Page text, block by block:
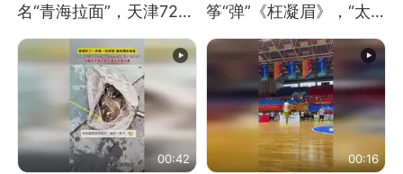
名“青海拉面”，天津72家
面馆已集体更换招牌
筝“弹”《枉凝眉》，“太
像了～你是吃古筝长大的
吗？”“或将成为首位考级
不带古筝的选手。”（来
源：新华每日电讯）
00:42 00:16